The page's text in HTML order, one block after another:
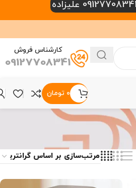
کارشناس فروش
09127708341
۰ تومان